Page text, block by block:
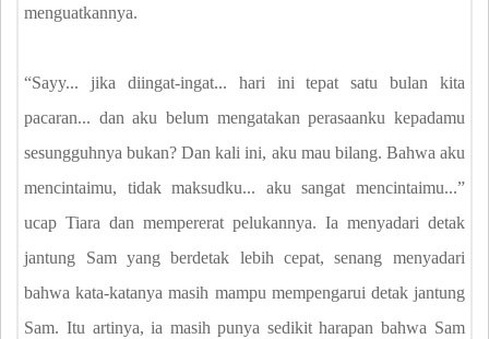
menguatkannya.
“Sayy... jika diingat-ingat... hari ini tepat satu bulan kita
pacaran... dan aku belum mengatakan perasaanku kepadamu
sesungguhnya bukan? Dan kali ini, aku mau bilang. Bahwa aku
mencintaimu, tidak maksudku... aku sangat mencintaimu...”
ucap Tiara dan mempererat pelukannya. Ia menyadari detak
jantung Sam yang berdetak lebih cepat, senang menyadari
bahwa kata-katanya masih mampu mempengarui detak jantung
Sam. Itu artinya, ia masih punya sedikit harapan bahwa Sam